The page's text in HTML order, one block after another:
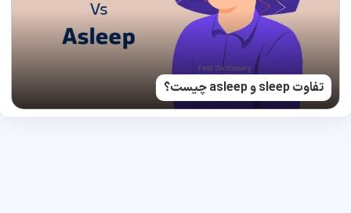
تفاوت sleep و asleep چیست؟